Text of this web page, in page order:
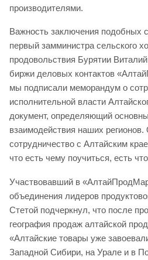
производителями.
Важность заключения подобных
первый замминистра сельского
продовольствия Бурятии
биржи деловых контактов
мы подписали меморандум о
исполнительной власти
документ, определяющий
взаимодействия наших
сотрудничество с Алтайским
что есть чему поучиться, есть
Участвовавший в
объединения лидеров
Стетой подчеркнул, что после
география продаж алтайской
«Алтайские товары уже
Западной Сибири, на Урале и в